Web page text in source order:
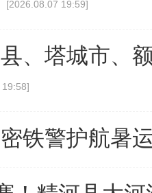
[2026.08.07 19:59]
、塔城市、
铁警护航暑